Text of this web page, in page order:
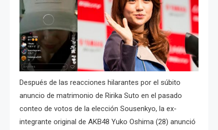
Después de las reacciones hilarantes por el súbito
anuncio de matrimonio de Ririka Suto en el pasado
conteo de votos de la elección Sousenkyo, la ex-
integrante original de AKB48 Yuko Oshima (28) anunció